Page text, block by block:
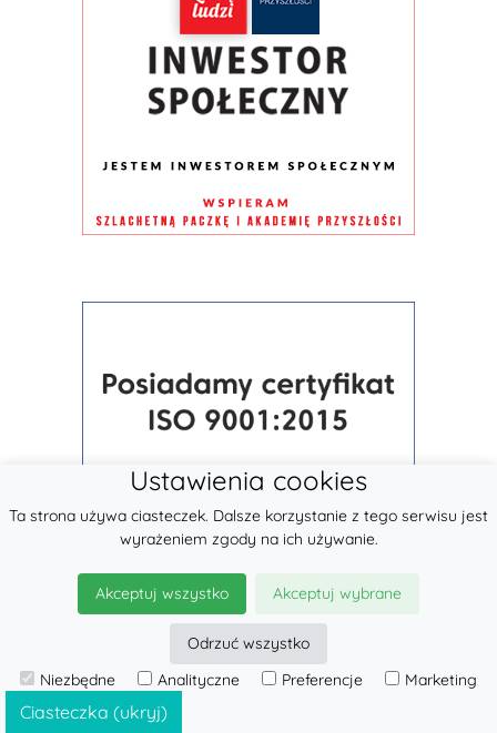
© 2026LennyLamb sp. z o.o.
·
Ciasteczka (ukryj)
Ustawienia cookies
Ta strona używa ciasteczek. Dalsze korzystanie z tego serwisu jest
wyrażeniem zgody na ich używanie.
Akceptuj wszystko Akceptuj wybrane
Odrzuć wszystko
Niezbędne
Analityczne Preferencje Marketing